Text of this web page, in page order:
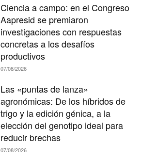
Ciencia a campo: en el Congreso
Aapresid se premiaron
investigaciones con respuestas
concretas a los desafíos
productivos
07/08/2026
Las «puntas de lanza»
agronómicas: De los híbridos de
trigo y la edición génica, a la
elección del genotipo ideal para
reducir brechas
07/08/2026